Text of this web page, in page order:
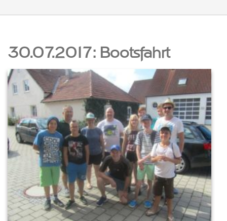
30.07.2017: Bootsfahrt